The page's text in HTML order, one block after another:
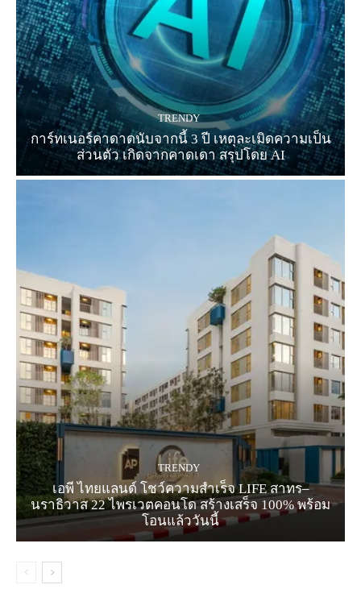
TRENDY
การ์ทเนอร์คาดาดนับจากนี้ 3 ปี เหตุละเมิดความเป็น
ส่วนตัว เกิดจากคาดเดา สรุปโดย AI
TRENDY
เอพี ไทยแลนด์ โชว์ความสำเร็จ LIFE สาทร–
นราธิวาส 22 ไพรเวตคอนโด สร้างเสร็จ 100% พร้อม
โอนแล้ววันนี้